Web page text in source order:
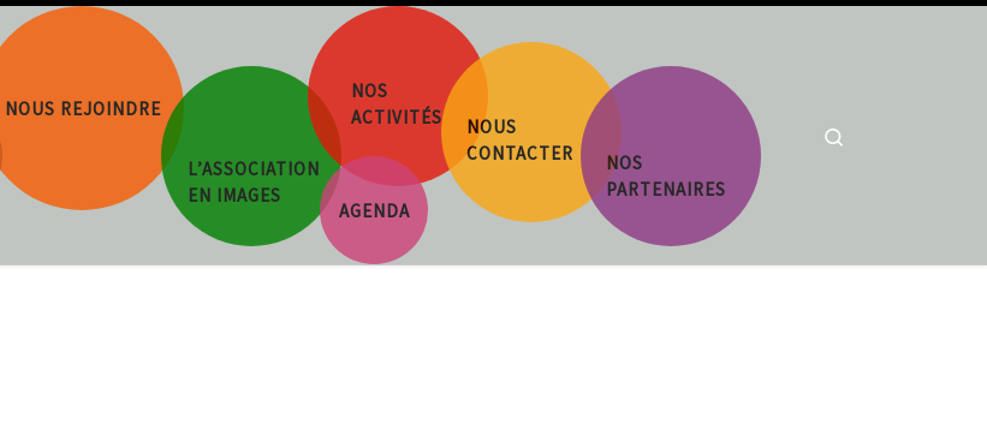
NOUS REJOINDRE
L’ASSOCIATION
EN IMAGES
NOS
ACTIVITÉS
NOUS
CONTACTER
NOS
PARTENAIRES
AGENDA